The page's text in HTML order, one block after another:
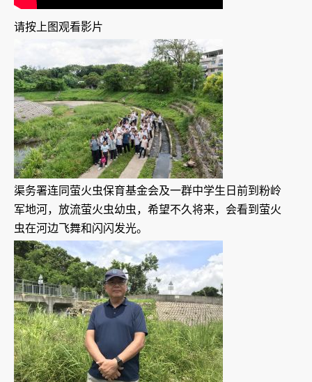
请按上图观看影片
渠务署连同萤火虫保育基金会及一群中学生日前到粉岭
军地河，放流萤火虫幼虫，希望不久将来，会看到萤火
虫在河边飞舞和闪闪发光。